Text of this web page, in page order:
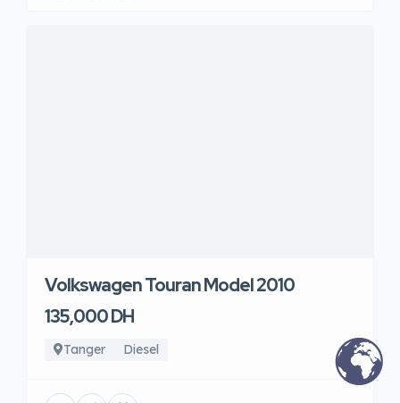
Volkswagen Touran Model 2010
135,000 DH
Tanger Diesel